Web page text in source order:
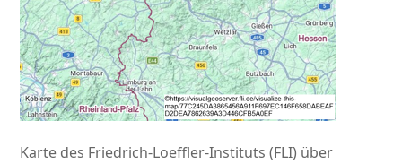
Karte des Friedrich-Loeffler-Instituts (FLI) über